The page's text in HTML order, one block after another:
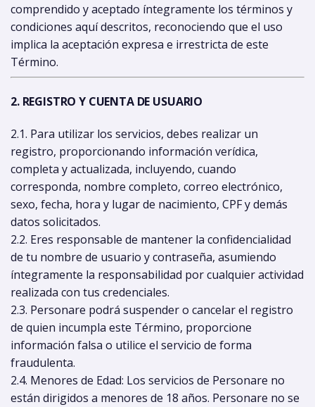
comprendido y aceptado íntegramente los términos y
condiciones aquí descritos, reconociendo que el uso
implica la aceptación expresa e irrestricta de este
Término.
2. REGISTRO Y CUENTA DE USUARIO
2.1. Para utilizar los servicios, debes realizar un
registro, proporcionando información verídica,
completa y actualizada, incluyendo, cuando
corresponda, nombre completo, correo electrónico,
sexo, fecha, hora y lugar de nacimiento, CPF y demás
datos solicitados.
2.2. Eres responsable de mantener la confidencialidad
de tu nombre de usuario y contraseña, asumiendo
íntegramente la responsabilidad por cualquier actividad
realizada con tus credenciales.
2.3. Personare podrá suspender o cancelar el registro
de quien incumpla este Término, proporcione
información falsa o utilice el servicio de forma
fraudulenta.
2.4. Menores de Edad: Los servicios de Personare no
están dirigidos a menores de 18 años. Personare no se